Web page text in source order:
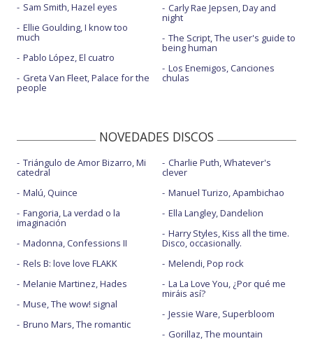
Sam Smith, Hazel eyes
Ellie Goulding, I know too
much
Pablo López, El cuatro
Greta Van Fleet, Palace for the
people
Carly Rae Jepsen, Day and
night
The Script, The user's guide to
being human
Los Enemigos, Canciones
chulas
NOVEDADES DISCOS
Triángulo de Amor Bizarro, Mi
catedral
Malú, Quince
Fangoria, La verdad o la
imaginación
Madonna, Confessions II
Rels B: love love FLAKK
Melanie Martinez, Hades
Muse, The wow! signal
Bruno Mars, The romantic
Charlie Puth, Whatever's
clever
Manuel Turizo, Apambichao
Ella Langley, Dandelion
Harry Styles, Kiss all the time.
Disco, occasionally.
Melendi, Pop rock
La La Love You, ¿Por qué me
miráis así?
Jessie Ware, Superbloom
Gorillaz, The mountain